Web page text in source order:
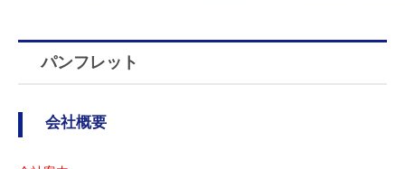
パンフレット
会社概要